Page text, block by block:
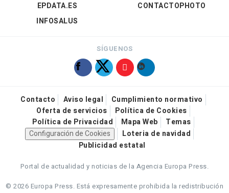
EPDATA.ES
INFOSALUS
CONTACTOPHOTO
SÍGUENOS
Contacto Aviso legal
Cumplimiento normativo
Oferta de servicios
Política de Cookies
Política de Privacidad
Mapa Web
Temas
Configuración de Cookies
Loteria de navidad
Publicidad estatal
Portal de actualidad y noticias de la Agencia Europa Press.
© 2026 Europa Press. Está expresamente prohibida la redistribución